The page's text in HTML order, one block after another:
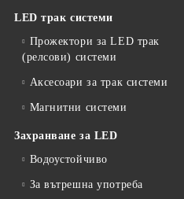
LED трак системи
Прожектори за LED трак
(релсови) системи
Аксесоари за трак системи
Магнитни системи
Захранване за LED
Водоустойчиво
За вътрешна употреба